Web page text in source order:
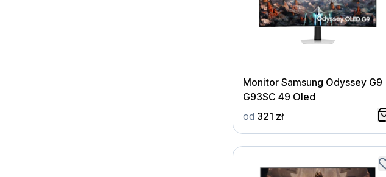
Monitor Samsung Odyssey G9
G93SC 49 Oled
od 321 zł